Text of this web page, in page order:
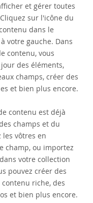
et gérer toutes
sur l'icône du
dans le
votre gauche. Dans
contenu, vous
des éléments,
champs, créer des
et bien plus encore.
contenu est déjà
champs et du
les vôtres en
champ, ou importez
votre collection
pouvez créer des
riche, des
et bien plus encore.